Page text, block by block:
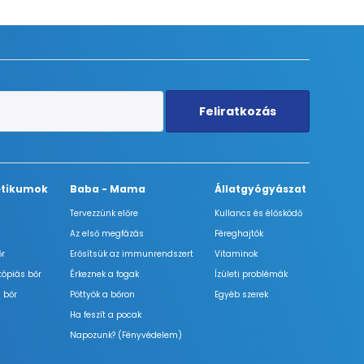
Feliratkozás
bőr
bőr
Baba - Mama
Tervezzünk előre
Az első megfázás
Erősítsük az immunrendszert
Érkeznek a fogak
Pöttyök a bőron
Ha feszít a pocak
Napozunk? (Fényvédelem)
Állatgyógyászat
Kullancs és élősködő
Féreghajtók
Vitaminok
Ízületi problémák
Egyéb szerek